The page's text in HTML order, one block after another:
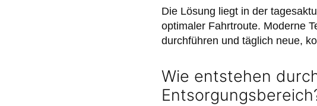
Die Lösung liegt in der
optimaler Fahrtroute. Moderne
durchführen und täglich neue,
Wie entstehen